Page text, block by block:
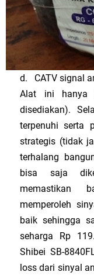
d.
CATV signal
Alat ini hanya
disediakan).
terpenuhi serta
strategis (tidak
terhalang
bisa saja
memastikan
memperoleh
baik sehingga
seharga Rp
Shibei SB-
loss dari sinyal